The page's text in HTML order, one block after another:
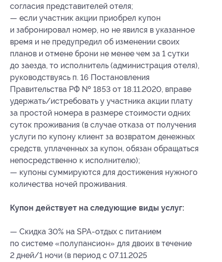
согласия представителей отеля;
— если участник акции приобрел купон
и забронировал номер, но не явился в указанное
время и не предупредил об изменении своих
планов и отмене брони не менее чем за 1 сутки
до заезда, то исполнитель (администрация отеля),
руководствуясь п. 16 Постановления
Правительства РФ № 1853 от 18.11.2020, вправе
удержать/истребовать у участника акции плату
за простой номера в размере стоимости одних
суток проживания (в случае отказа от получения
услуги по купону клиент за возвратом денежных
средств, уплаченных за купон, обязан обращаться
непосредственно к исполнителю);
— купоны суммируются для достижения нужного
количества ночей проживания.
Купон действует на следующие виды услуг:
— Скидка 30% на SPA-отдых с питанием
по системе «полупансион» для двоих в течение
2 дней/1 ночи (в период с 07.11.2025